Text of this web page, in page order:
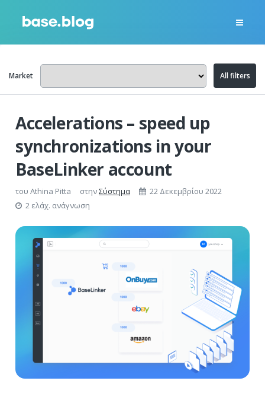
Market All filters
Accelerations – speed up
synchronizations in your
BaseLinker account
του Athina Pitta στηνΣύστημα
22 Δεκεμβρίου 2022
2 ελάχ. ανάγνωση